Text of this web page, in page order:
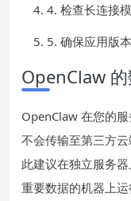
4. 检查长连接
5. 确保应用版
OpenClaw
OpenClaw 在您的
不会传输至第三方
此建议在独立服务
重要数据的机器上运